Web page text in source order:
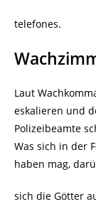
telefones.
Laut
eskalieren und
Polizeibeamte
Was sich in der
haben mag,
sich die Götter